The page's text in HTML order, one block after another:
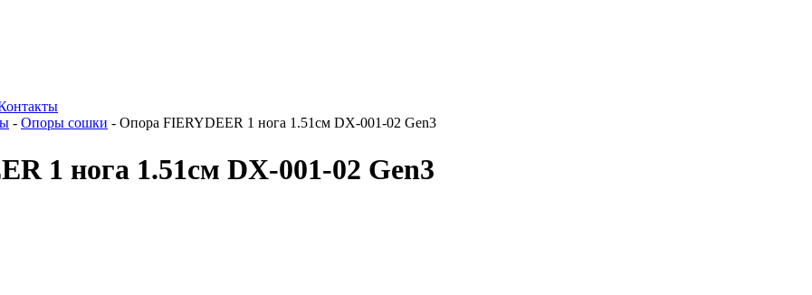
- Опоры сошки - Опора FIERYDEER 1 нога 1.51см DX-001-02 Gen3
1 нога 1.51см DX-001-02 Gen3